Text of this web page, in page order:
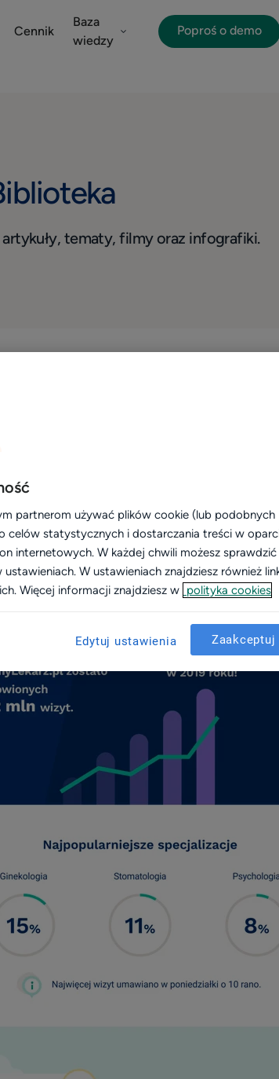
Cennik
Baza
wiedzy
Poproś o demo
tematy, filmy oraz infografiki.
pacjentów
partnerom używać plików cookie (lub podobnych
celów statystycznych i dostarczania treści w
internetowych. W każdej chwili możesz sprawdzić
W ustawieniach znajdziesz również
Więcej informacji znajdziesz w polityka cookies
Edytuj ustawienia Zaakceptuj